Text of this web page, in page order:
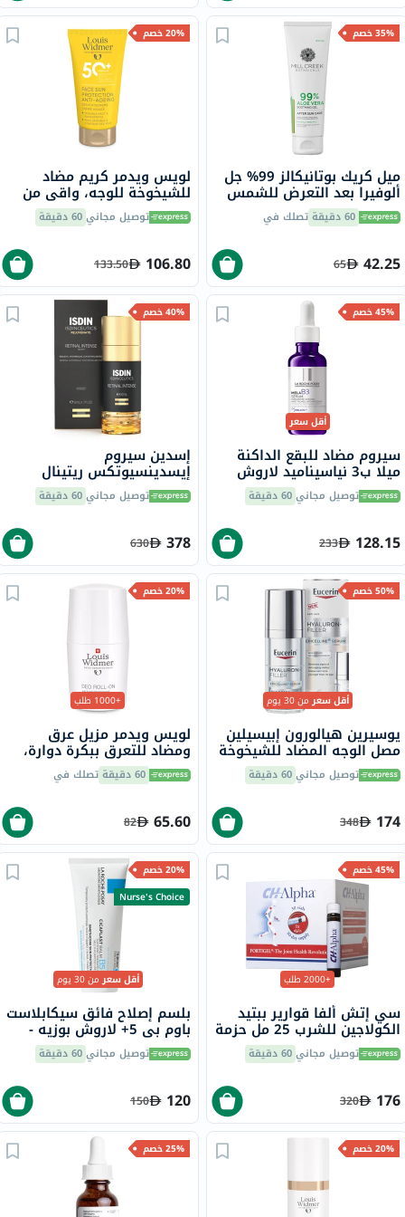
35% خصم
ميل كريك بوتانيكالز 99% جل
ألوفيرا بعد التعرض للشمس
236 مل 60 دقيقة تصلك في
42.25
65
20% خصم
لويس ويدمر كريم مضاد
للشيخوخة للوجه، واقي من
50 مل توصيل مجاني60 دقيقة
106.80
133.50
45% خصم
أقل سعر
سيروم مضاد للبقع الداكنة
ميلا ب3 نياسيناميد لاروش
بوزيه، لجميع أنواع البشرة -
30 مل توصيل مجاني60 دقيقة
128.15
233
40% خصم
إسدين سيروم
إيسدينسيوتكس ريتينال
إنتنس الليلي المضاد للتجاعيد
50 مل توصيل مجاني60 دقيقة
378
630
50% خصم
أقل سعرمن 30 يوم
يوسيرين هيالورون إبيسيلين
مصل الوجه المضاد للشيخوخة
30 مل توصيل مجاني60 دقيقة
174
348
20% خصم
+1000 طلب
لويس ويدمر مزيل عرق
ومضاد للتعرق ببكرة دوارة،
بدون رائحة، 50 مل
60 دقيقة تصلك في
65.60
82
45% خصم
+2000 طلب
سي إتش ألفا قوارير ببتيد
الكولاجين للشرب 25 مل حزمة
من 30 توصيل مجاني60 دقيقة
176
320
20% خصم
Nurse's Choice
أقل سعرمن 30 يوم
بلسم إصلاح فائق سيكابلاست
باوم بي 5+ لاروش بوزيه -
100 مل توصيل مجاني60 دقيقة
120
150
20% خصم 25% خصم